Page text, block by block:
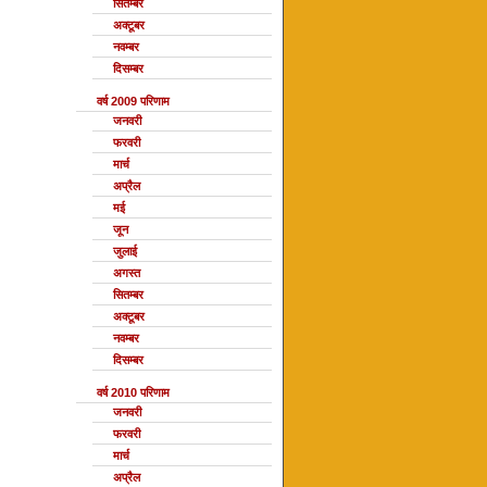
सितम्बर
अक्टूबर
नवम्बर
दिसम्बर
वर्ष 2009 परिणाम
जनवरी
फरवरी
मार्च
अप्रैल
मई
जून
जुलाई
अगस्त
सितम्बर
अक्टूबर
नवम्बर
दिसम्बर
वर्ष 2010 परिणाम
जनवरी
फरवरी
मार्च
अप्रैल